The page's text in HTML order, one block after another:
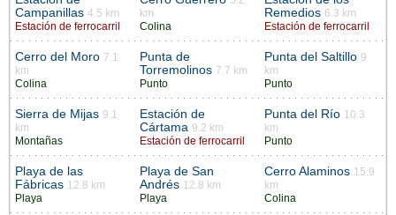
Campanillas 4.5 km
Estación de ferrocarril
km
Colina
Remedios 6.3 km
Estación de ferrocarril
Cerro del Moro 7.1
km
Colina
Punta de
Torremolinos 7.7 km
Punto
Punta del Saltillo 9
km
Punto
Sierra de Mijas 9.1
km
Montañas
Estación de
Cártama 9.2 km
Estación de ferrocarril
Punta del Río 10.3
km
Punto
Playa de las
Fábricas 12.8 km
Playa
Playa de San
Andrés 12.8 km
Playa
Cerro Alaminos 15.9
km
Colina